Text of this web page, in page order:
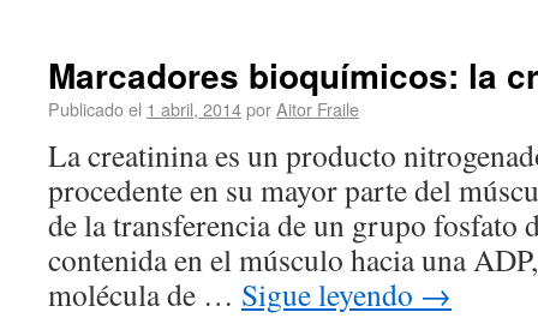
Marcadores bioquímicos: la
Publicado el 1 abril, 2014porAitor Fraile
La creatinina es un producto
procedente en su mayor parte del
de la transferencia de un grupo fosfato
contenida en el músculo hacia una
molécula de … Sigue leyendo →